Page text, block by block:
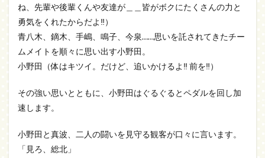
ね、先輩や後輩くんや友達が＿＿皆がボクにたくさんの力と
勇気をくれたからだよ‼）
青八木、鏑木、手嶋、鳴子、今泉……思いを託されてきたチー
ムメイトを順々に思い出す小野田。
小野田（体はキツイ。だけど、追いかけるよ‼ 前を‼）
その強い思いとともに、小野田はぐるぐるとペダルを回し加
速します。
小野田と真波、二人の闘いを見守る観客が口々に言います。
「見ろ、総北」